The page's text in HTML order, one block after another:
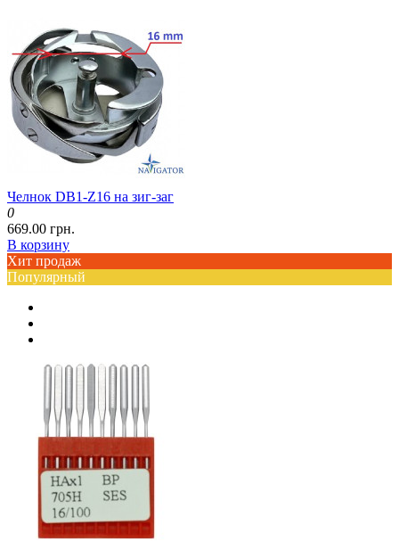
Челнок DB1-Z16 на зиг-заг
0
669.00 грн.
В корзину
Хит продаж
Популярный